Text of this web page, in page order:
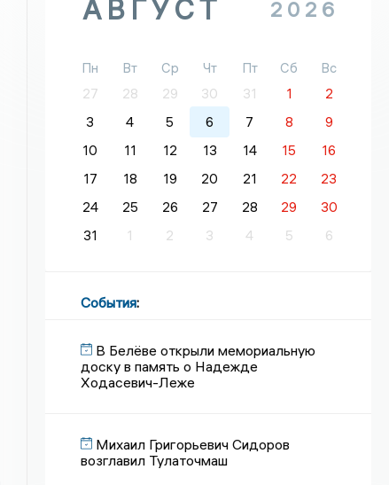
АВГУСТ 2026
Пн Вт Ср Чт Пт Сб
Вс
27
28 29 30 31 1
2
3
4 5 6 7 8
9
10
11 12 13 14 15
16
17
18 19 20 21 22
23
24
25 26 27 28 29
30
31
1 2 3 4 5 6
События:
В Белёве открыли мемориальную
доску в память о Надежде
Ходасевич-Леже
Михаил Григорьевич Сидоров
возглавил Тулаточмаш